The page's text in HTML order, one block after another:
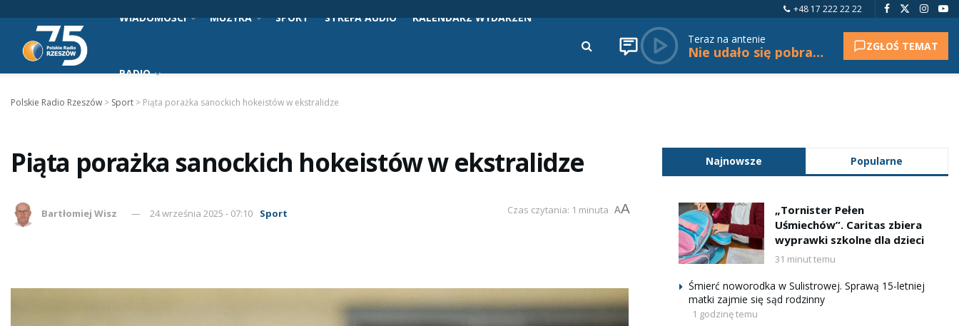
+48 17 222 22 22
WIADOMOŚCI MUZYKA SPORT STREFA AUDIO KALENDARZ WYDARZEŃ
RADIO
Teraz na antenie
Nie udało się pobrać tytułu. ZGŁOŚ TEMAT
Polskie Radio Rzeszów > Sport > Piąta porażka sanockich hokeistów w ekstralidze
Piąta porażka sanockich hokeistów w ekstralidze
Bartłomiej Wisz 24 września 2025 - 07:10 Sport Czas czytania: 1 minuta AA
Najnowsze Popularne
„Tornister Pełen
Uśmiechów”. Caritas zbiera
wyprawki szkolne dla dzieci
31 minut temu
Śmierć noworodka w Sulistrowej. Sprawą 15-letniej
matki zajmie się sąd rodzinny
1 godzinę temu